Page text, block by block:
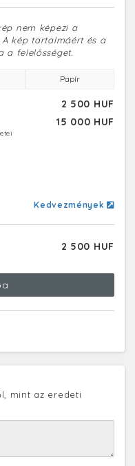
nem képezi a
A kép tartalmáért és a
a felelősséget.
Papír
2 500 HUF
15 000 HUF
Kedvezmények
2 500 HUF
mint az eredeti